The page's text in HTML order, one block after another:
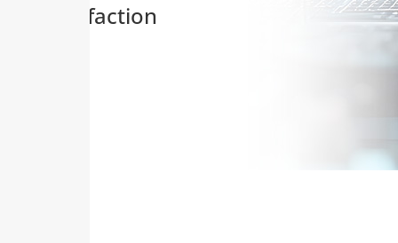
satisfaction